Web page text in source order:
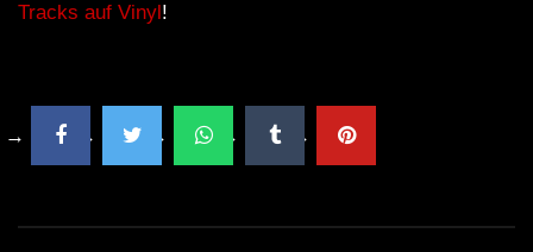
Tracks auf Vinyl !